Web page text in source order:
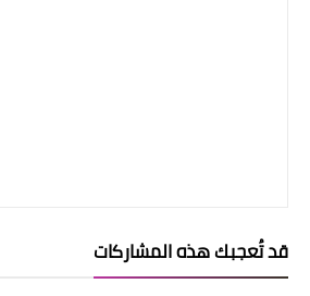
قد تُعجبك هذه المشاركات